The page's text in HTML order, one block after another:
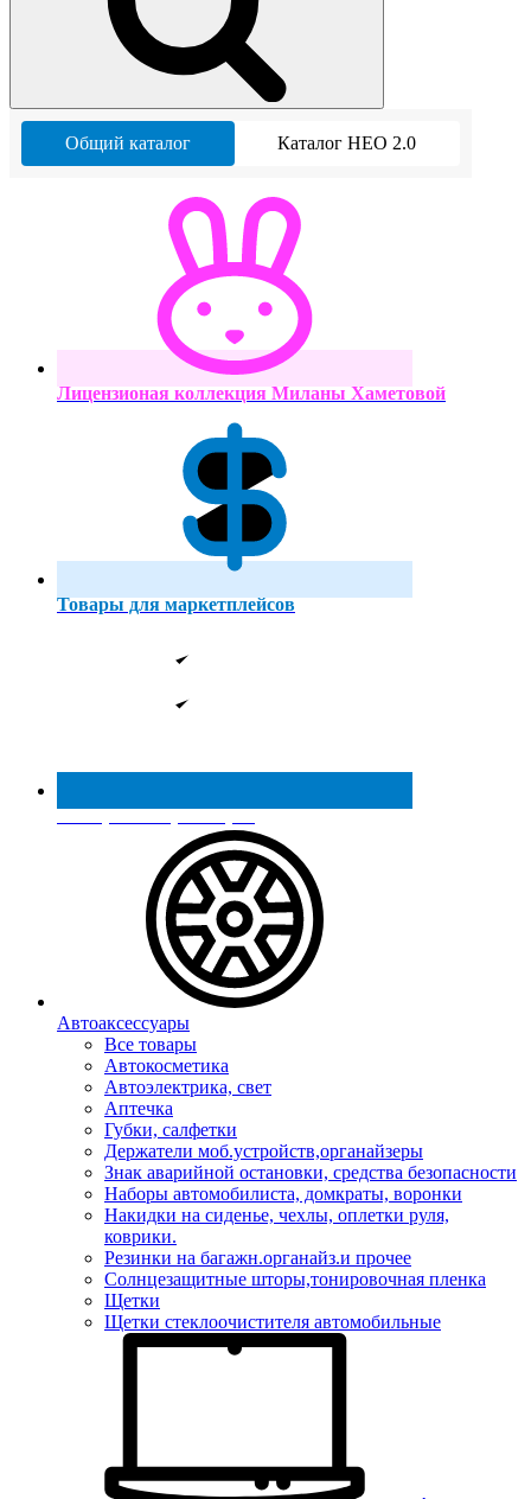
Общий каталог Каталог НЕО 2.0
Лицензионая коллекция Миланы Хаметовой
Товары для маркетплейсов
Реестр МинПромТорга
Автоаксессуары
Все товары
Автокосметика
Автоэлектрика, свет
Аптечка
Губки, салфетки
Держатели моб.устройств,органайзеры
Знак аварийной остановки, средства безопасности
Наборы автомобилиста, домкраты, воронки
Накидки на сиденье, чехлы, оплетки руля,
коврики.
Резинки на багажн.органайз.и прочее
Солнцезащитные шторы,тонировочная пленка
Щетки
Щетки стеклоочистителя автомобильные